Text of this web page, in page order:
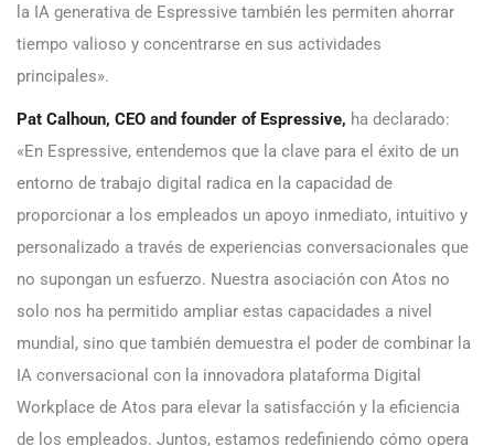
la IA generativa de Espressive también les permiten ahorrar
tiempo valioso y concentrarse en sus actividades
principales».
Pat Calhoun, CEO and founder of Espressive, ha declarado:
«En Espressive, entendemos que la clave para el éxito de un
entorno de trabajo digital radica en la capacidad de
proporcionar a los empleados un apoyo inmediato, intuitivo y
personalizado a través de experiencias conversacionales que
no supongan un esfuerzo. Nuestra asociación con Atos no
solo nos ha permitido ampliar estas capacidades a nivel
mundial, sino que también demuestra el poder de combinar la
IA conversacional con la innovadora plataforma Digital
Workplace de Atos para elevar la satisfacción y la eficiencia
de los empleados. Juntos, estamos redefiniendo cómo opera